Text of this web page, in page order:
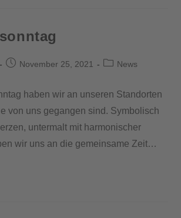
November 25, 2021 News
haben wir an unseren Standorten
von uns gegangen sind. Symbolisch
untermalt mit harmonischer
wir uns an die gemeinsame Zeit…